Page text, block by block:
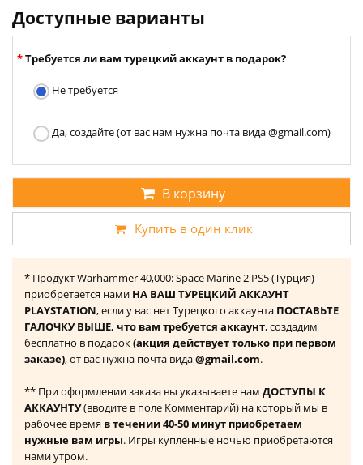
Доступные варианты
Требуется ли вам турецкий аккаунт в подарок?
Не требуется
Да, создайте (от вас нам нужна почта вида @gmail.com)
В корзину
Купить в один клик
* Продукт Warhammer 40,000: Space Marine 2 PS5 (Турция)
приобретается нами НА ВАШ ТУРЕЦКИЙ АККАУНТ
PLAYSTATION, если у вас нет Турецкого аккаунта ПОСТАВЬТЕ
ГАЛОЧКУ ВЫШЕ, что вам требуется аккаунт, создадим
бесплатно в подарок(акция действует только при первом
заказе), от вас нужна почта вида@gmail.com.
** При оформлении заказа вы указываете нам ДОСТУПЫ К
АККАУНТУ(вводите в поле Комментарий) на который мы в
рабочее время в течении 40-50 минут приобретаем
нужные вам игры. Игры купленные ночью приобретаются
нами утром.